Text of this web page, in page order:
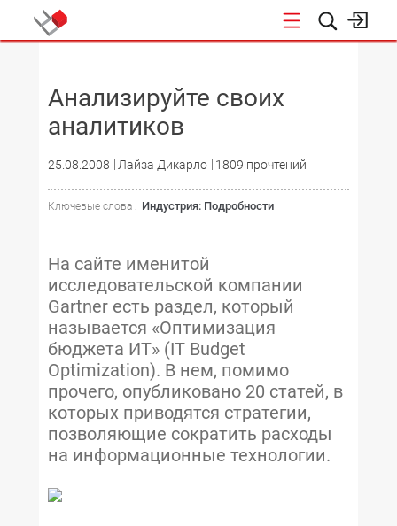
Анализируйте своих
аналитиков
25.08.2008 Лайза Дикарло 1809 прочтений
Ключевые слова : Индустрия: Подробности
На сайте именитой
исследовательской компании
Gartner есть раздел, который
называется «Оптимизация
бюджета ИТ» (IT Budget
Optimization). В нем, помимо
прочего, опубликовано 20 статей, в
которых приводятся стратегии,
позволяющие сократить расходы
на информационные технологии.